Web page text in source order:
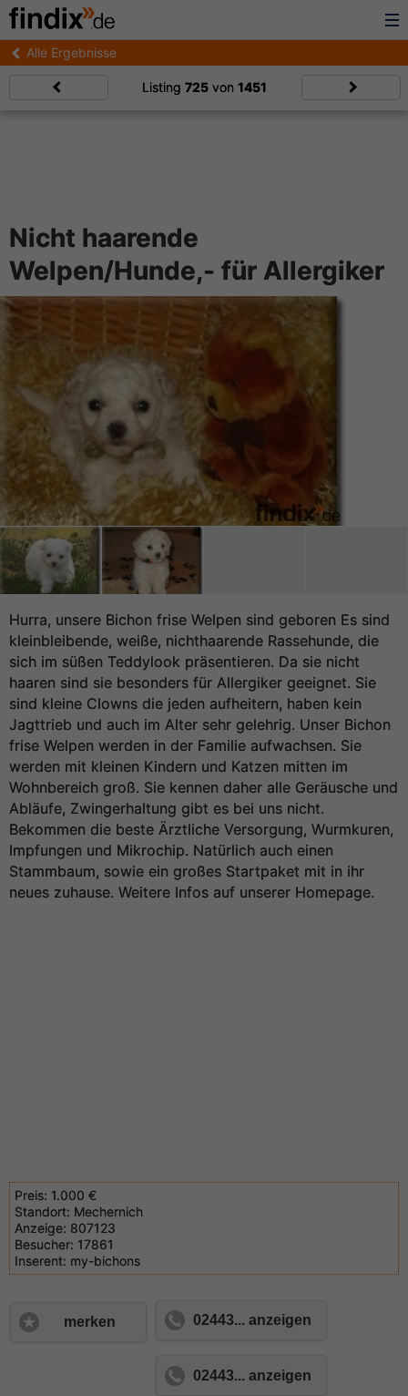
Alle Ergebnisse
Listing 725von 1451
Nicht haarende
Welpen/Hunde,- für Allergiker
Hurra, unsere Bichon frise Welpen sind geboren Es sind
kleinbleibende, weiße, nichthaarende Rassehunde, die
sich im süßen Teddylook präsentieren. Da sie nicht
haaren sind sie besonders für Allergiker geeignet. Sie
sind kleine Clowns die jeden aufheitern, haben kein
Jagttrieb und auch im Alter sehr gelehrig. Unser Bichon
frise Welpen werden in der Familie aufwachsen. Sie
werden mit kleinen Kindern und Katzen mitten im
Wohnbereich groß. Sie kennen daher alle Geräusche und
Abläufe, Zwingerhaltung gibt es bei uns nicht.
Bekommen die beste Ärztliche Versorgung, Wurmkuren,
Impfungen und Mikrochip. Natürlich auch einen
Stammbaum, sowie ein großes Startpaket mit in ihr
neues zuhause. Weitere Infos auf unserer Homepage.
Preis: 1.000 €
Standort: Mechernich
Anzeige: 807123
Besucher: 17861
Inserent: my-bichons
merken 02443... anzeigen
02443... anzeigen